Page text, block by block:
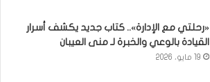
«رحلتي مع الإدارة».. كتاب جديد يكشف أسرار
القيادة بالوعي والخبرة لـ منى العيبان
19 مايو، 2026